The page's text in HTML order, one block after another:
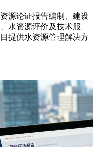
源论证报告编制、建设
水资源评价及技术服
提供水资源管理解决方